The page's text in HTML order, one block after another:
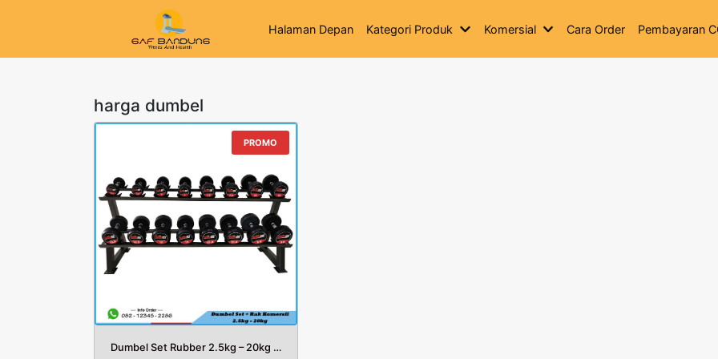
Halaman Depan Kategori Produk Komersial Cara Order Pembayaran
harga dumbel
PROMO
Dumbel Set Rubber 2.5kg – 20kg Plus Rack